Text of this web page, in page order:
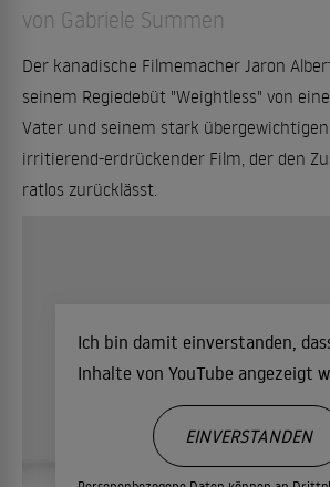
von Gabriele Summen
Der kanadische Filmemacher Jaron
seinem Regiedebüt "Weightless" von
Vater und seinem stark übergewichtigen
irritierend-erdrückender Film, der den
ratlos zurücklässt.
Ich bin damit einverstanden,
Inhalte von YouTube angezeigt
EINVERSTANDEN